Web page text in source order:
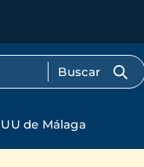
de Málaga